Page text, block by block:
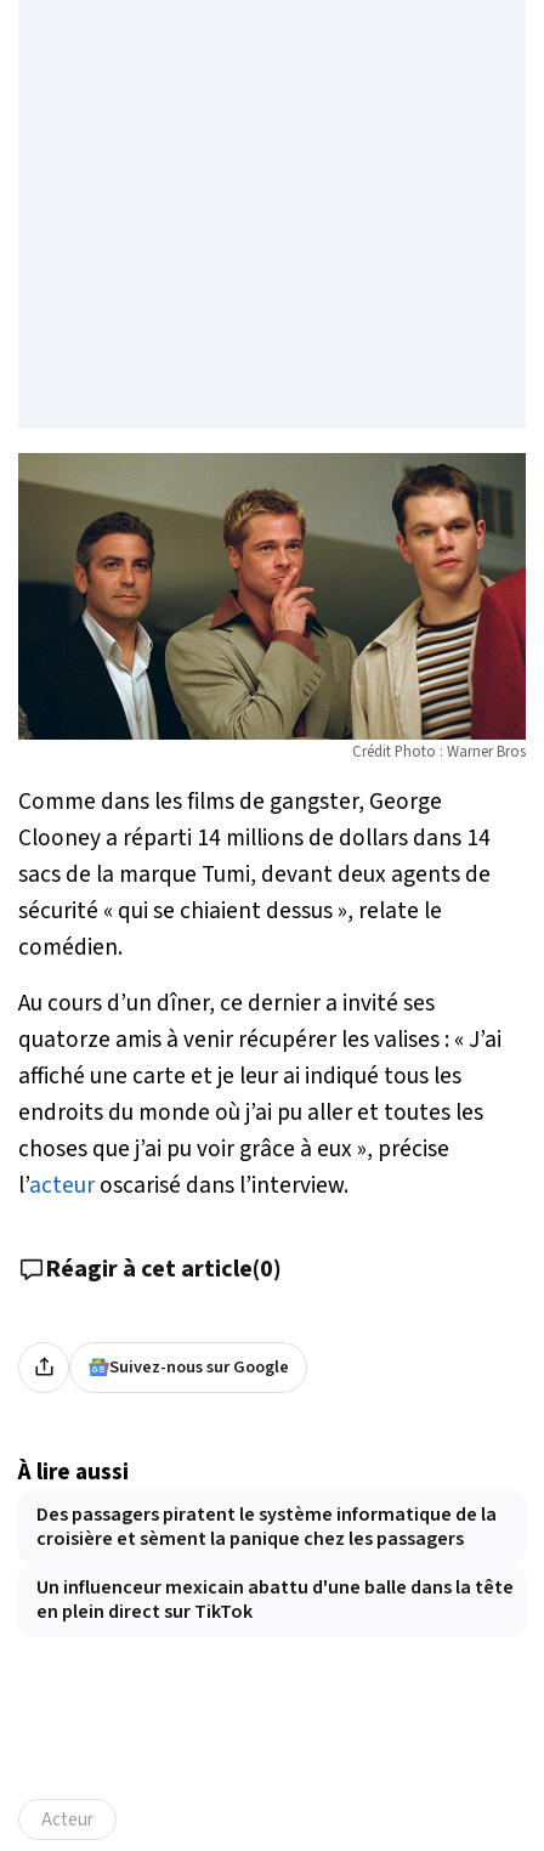
Crédit Photo : Warner Bros
Comme dans les films de gangster, George
Clooney a réparti 14 millions de dollars dans 14
sacs de la marque Tumi, devant deux agents de
sécurité « qui se chiaient dessus », relate le
comédien.
Au cours d’un dîner, ce dernier a invité ses
quatorze amis à venir récupérer les valises :« J’ai
affiché une carte et je leur ai indiqué tous les
endroits du monde où j’ai pu aller et toutes les
choses que j’ai pu voir grâce à eux », précise
l’acteuroscarisé dans l’interview.
Réagir à cet article(0)
Suivez-nous sur Google
À lire aussi
Des passagers piratent le système informatique de la
croisière et sèment la panique chez les passagers
Un influenceur mexicain abattu d'une balle dans la tête
en plein direct sur TikTok
Acteur